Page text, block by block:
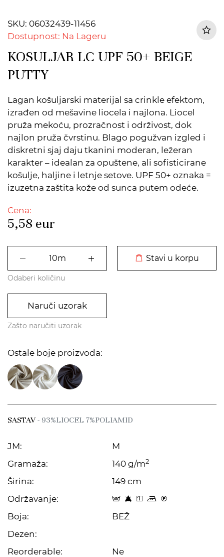
SKU: 06032439-11456
Dostupnost: Na Lageru
KOSULJAR LC UPF 50+ BEIGE
PUTTY
Lagan košuljarski materijal sa crinkle efektom,
izrađen od mešavine liocela i najlona. Liocel
pruža mekoću, prozračnost i održivost, dok
najlon pruža čvrstinu. Blago pogužvan izgled i
diskretni sjaj daju tkanini moderan, ležeran
karakter – idealan za opuštene, ali sofisticirane
košulje, haljine i letnje setove. UPF 50+ oznaka =
izuzetna zaštita kože od sunca putem odeće.
Cena:
5,58 eur
Stavi u korpu
Odaberi količinu
Naruči uzorak
Zašto naručiti uzorak
Ostale boje proizvoda:
SASTAV- 93%LIOCEL 7%POLIAMID
JM:
M
Gramaža:
140 g/m2
Širina:
149 cm
Održavanje:
s 8 y p C
Boja:
BEŽ
Dezen:
Reorderable:
Ne